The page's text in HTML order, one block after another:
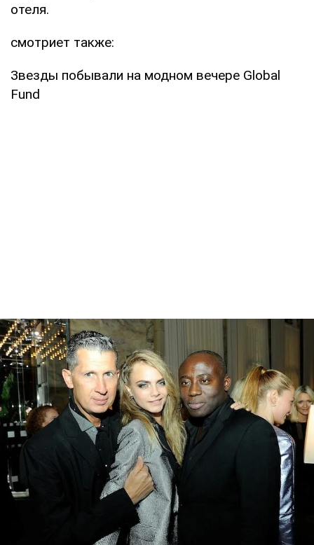
отеля.
смотриет также:
Звезды побывали на модном вечере Global
Fund